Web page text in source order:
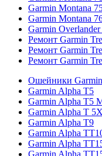
Garmin Montana
Garmin Montana
Garmin
Ремонт Garmin
Ремонт Garmin
Ремонт Garmin
Ошейники Garmin
Garmin Alpha T5
Garmin Alpha T5
Garmin Alpha T 5X
Garmin Alpha T9
Garmin Alpha
Garmin Alpha
Garmin Alpha